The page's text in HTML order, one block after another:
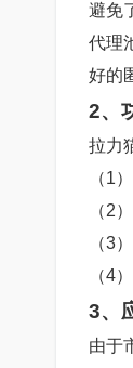
避免
代理
好的
2、
拉力
（1
（2
（3
（4
3、
由于